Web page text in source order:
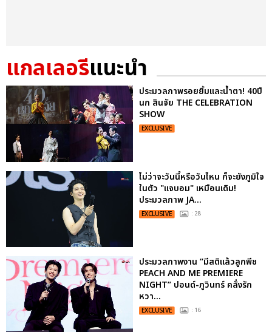
แกลเลอรีแนะนำ
ประมวลภาพรอยยิ้มและน้ำตา! 40ปี
นก สินจัย THE CELEBRATION
SHOW
EXCLUSIVE
ไม่ว่าจะวันนี้หรือวันไหน ก็จะยังภูมิใจ
ในตัว "แจบอม" เหมือนเดิม!
ประมวลภาพ JA...
EXCLUSIVE : 28
ประมวลภาพงาน “มีสติแล้วลูกพีช
PEACH AND ME PREMIERE
NIGHT” ปอนด์-ภูวินทร์ คลั่งรัก
หวา...
EXCLUSIVE : 16